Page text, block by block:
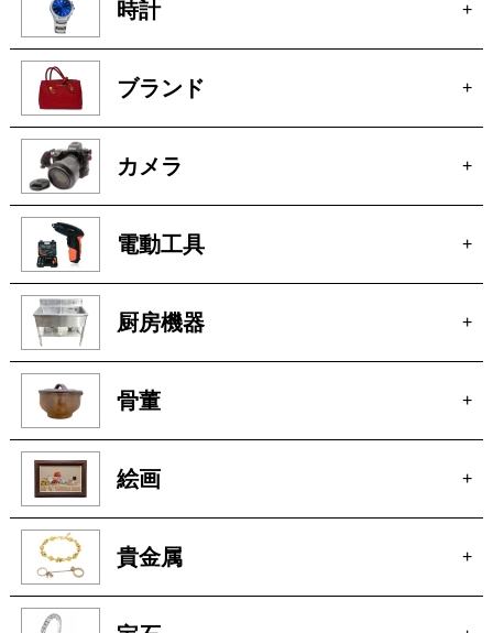
家電 +
時計 +
ブランド +
カメラ +
電動工具 +
厨房機器 +
骨董 +
絵画 +